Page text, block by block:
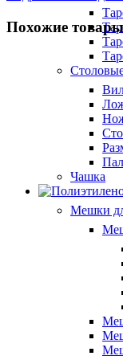
Чашка
Мешки
Похожие товары